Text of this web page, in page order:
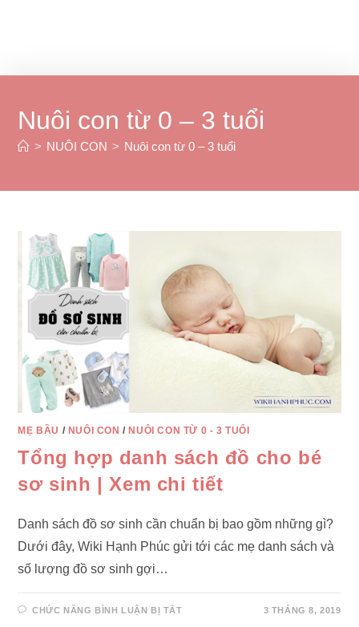
Nuôi con từ 0 – 3 tuổi
> NUÔI CON > Nuôi con từ 0 – 3 tuổi
MẸ BẦU / NUÔI CON /NUÔI CON TỪ 0 - 3 TUỔI
Tổng hợp danh sách đồ cho bé
sơ sinh | Xem chi tiết
Danh sách đồ sơ sinh cần chuẩn bị bao gồm những gì?
Dưới đây, Wiki Hạnh Phúc gửi tới các mẹ danh sách và
số lượng đồ sơ sinh gợi…
CHỨC NĂNG BÌNH LUẬN BỊ TẮTỞ
3 THÁNG 8, 2019